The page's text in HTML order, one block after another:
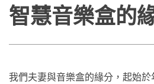
智慧音樂盒的
我們夫妻與音樂盒的緣分，起始